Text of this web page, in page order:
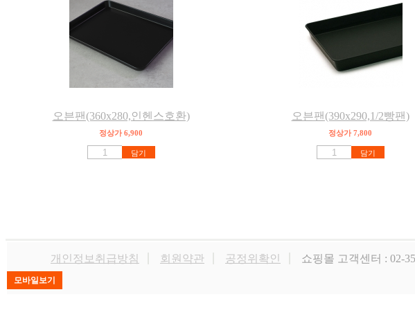
오븐팬(360x280,인헨스호환)
정상가 6,900
담기
오븐팬(390x290,1/2빵팬)
정상가 7,800
담기
개인정보취급방침 회원약관 공정위확인 쇼핑몰 고객센터 : 02-